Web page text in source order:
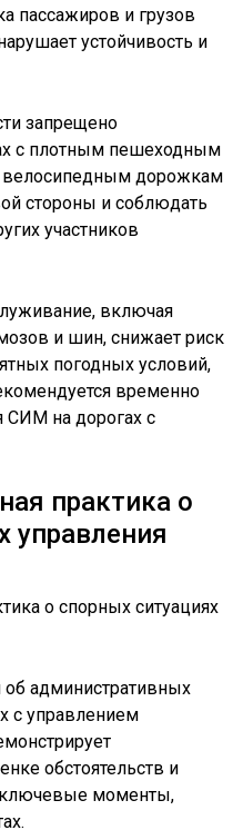
пассажиров и грузов
устойчивость и
запрещено
с плотным пешеходным
велосипедным дорожкам
стороны и соблюдать
участников
включая
и шин, снижает риск
погодных условий,
временно
СИМ на дорогах с
практика о
управления
об административных
с управлением
обстоятельств и
ключевые моменты,